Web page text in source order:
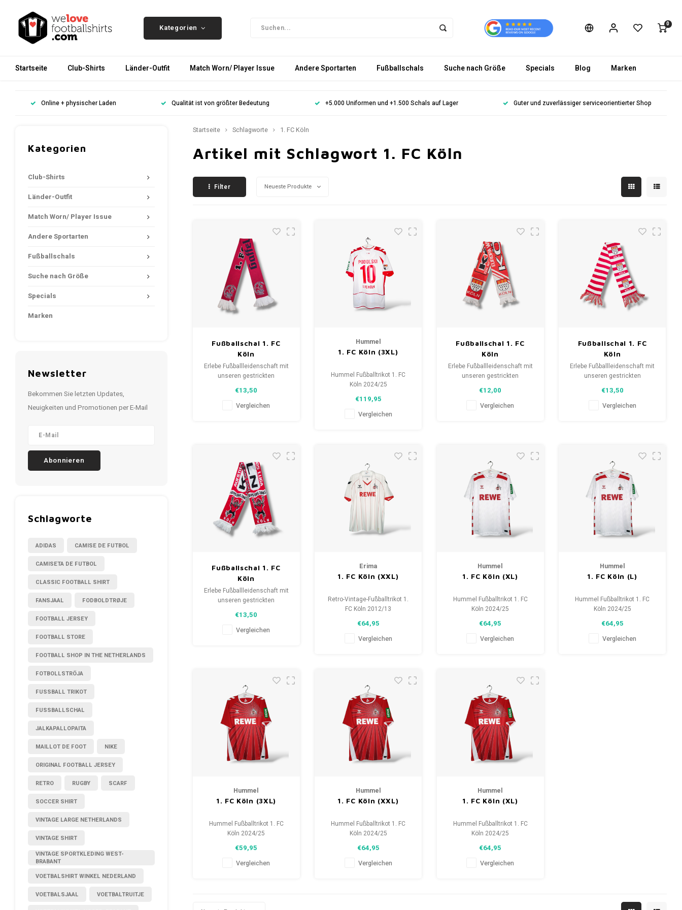
Kategorien 0
Startseite Club-Shirts Länder-Outfit Match Worn/ Player Issue Andere Sportarten Fußballschals Suche nach Größe Specials Blog Marken
Online + physischer Laden Qualität ist von größter Bedeutung +5.000 Uniformen und +1.500 Schals auf Lager Guter und zuverlässiger serviceorientierter Shop
Kategorien
Club-Shirts
Länder-Outfit
Match Worn/ Player Issue
Andere Sportarten
Fußballschals
Suche nach Größe
Specials
Marken
Newsletter
Bekommen Sie letzten Updates,
Neuigkeiten und Promotionen per E-Mail
Abonnieren
Schlagworte
ADIDAS CAMISE DE FUTBOL
CAMISETA DE FUTBOL
CLASSIC FOOTBALL SHIRT
FANSJAAL FODBOLDTRØJE
FOOTBALL JERSEY
FOOTBALL STORE
FOOTBALL SHOP IN THE NETHERLANDS
FOTBOLLSTRÖJA
FUSSBALL TRIKOT
FUSSBALLSCHAL
JALKAPALLOPAITA
MAILLOT DE FOOT NIKE
ORIGINAL FOOTBALL JERSEY
RETRO RUGBY SCARF
SOCCER SHIRT
VINTAGE LARGE NETHERLANDS
VINTAGE SHIRT
VINTAGE SPORTKLEDING WEST-
BRABANT
VOETBALSHIRT WINKEL NEDERLAND
VOETBALSJAAL VOETBALTRUITJE
Startseite Schlagworte 1. FC Köln
Artikel mit Schlagwort 1. FC Köln
Filter Neueste Produkte
Fußballschal 1. FC
Köln
Erlebe Fußballleidenschaft mit
unseren gestrickten
bis Spielernamen, jedes
erzählt eine Geschichte.
€13,50
Vergleichen
Hummel
1. FC Köln (3XL)
Hummel Fußballtrikot 1. FC
Köln 2024/25
Zustand: 9/10 (neu)
€119,95
Vergleichen
Fußballschal 1. FC
Köln
Erlebe Fußballleidenschaft mit
unseren gestrickten
bis Spielernamen, jedes
erzählt eine Geschichte.
€12,00
Vergleichen
Fußballschal 1. FC
Köln
Erlebe Fußballleidenschaft mit
unseren gestrickten
bis Spielernamen, jedes
erzählt eine Geschichte.
€13,50
Vergleichen
Fußballschal 1. FC
Köln
Erlebe Fußballleidenschaft mit
unseren gestrickten
bis Spielernamen, jedes
erzählt eine Geschichte.
€13,50
Vergleichen
Erima
1. FC Köln (XXL)
Retro-Vintage-Fußballtrikot 1.
FC Köln 2012/13
Gesamtzustand des Hemdes:
9.5/10 (gebraucht)
€64,95
Vergleichen
Hummel
1. FC Köln (XL)
Hummel Fußballtrikot 1. FC
Köln 2024/25
Zustand: 10/10 (neu)
€64,95
Vergleichen
Hummel
1. FC Köln (L)
Hummel Fußballtrikot 1. FC
Köln 2024/25
Zustand: 10/10 (neu)
€64,95
Vergleichen
Hummel
1. FC Köln (3XL)
Hummel Fußballtrikot 1. FC
Köln 2024/25
Zustand: 10/10 (neu)
€59,95
Vergleichen
Hummel
1. FC Köln (XXL)
Hummel Fußballtrikot 1. FC
Köln 2024/25
Zustand: 10/10 (neu)
€64,95
Vergleichen
Hummel
1. FC Köln (XL)
Hummel Fußballtrikot 1. FC
Köln 2024/25
Zustand: 10/10 (neu)
€64,95
Vergleichen